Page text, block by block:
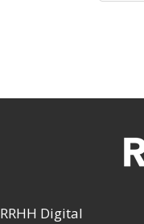
RRHH Digital